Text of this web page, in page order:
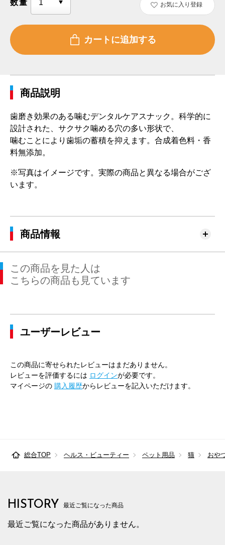
数量 お気に入り登録
商品説明
歯磨き効果のある噛むデンタルケアスナック。科学的に
設計された、サクサク噛める穴の多い形状で、
噛むことにより歯垢の蓄積を抑えます。合成着色料・香
料無添加。
※写真はイメージです。実際の商品と異なる場合がござ
います。
商品情報
この商品を見た人は
こちらの商品も見ています
ユーザーレビュー
この商品に寄せられたレビューはまだありません。
レビューを評価するには ログインが必要です。
マイページの 購入履歴からレビューを記入いただけます。
総合TOP ヘルス・ビューティー ペット用品 猫 おや
HISTORY 最近ご覧になった商品
最近ご覧になった商品がありません。